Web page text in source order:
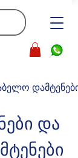
დამტენები
და